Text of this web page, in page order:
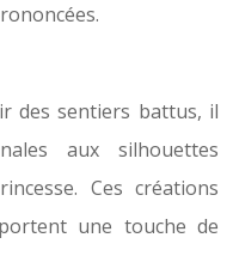
des sentiers battus, il
aux silhouettes
Ces créations
une touche de